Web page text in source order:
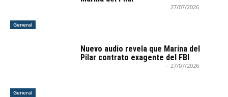
General
- 27/07/2026
General
Nuevo audio revela que Marina del
Pilar contrato exagente del FBI
- 27/07/2026